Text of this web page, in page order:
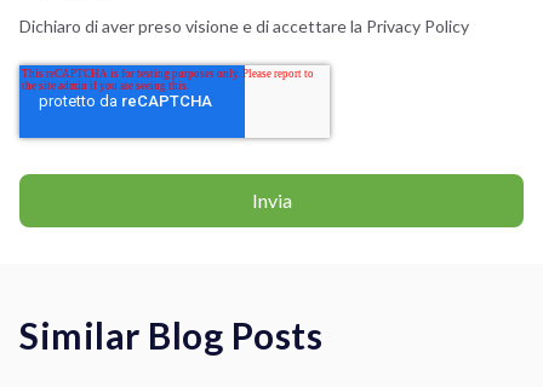
Dichiaro di aver preso visione e di accettare la Privacy Policy
Similar Blog Posts